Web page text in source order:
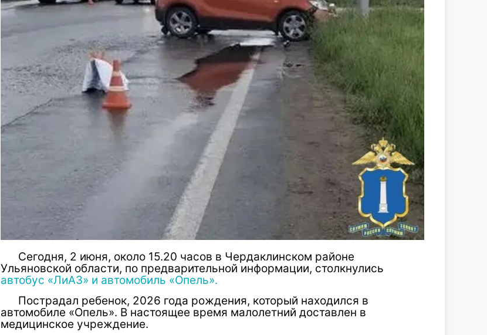
Сегодня, 2 июня, около 15.20 часов в Чердаклинском районе
Ульяновской области, по предварительной информации, столкнулись
автобус «ЛиАЗ» и автомобиль «Опель».
Пострадал ребенок, 2026 года рождения, который находился в
автомобиле «Опель». В настоящее время малолетний доставлен в
медицинское учреждение.